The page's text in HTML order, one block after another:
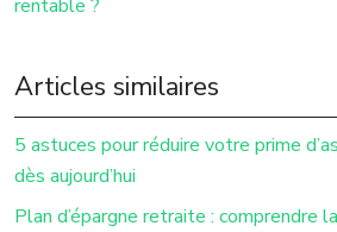
rentable ?
Articles similaires
5 astuces pour réduire votre prime
dès aujourd’hui
Plan d’épargne retraite : comprendre